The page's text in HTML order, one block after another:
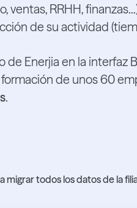
ventas, RRHH,
de su actividad
Enerjia en la interfaz
de unos 60
.
migrar todos los datos de la